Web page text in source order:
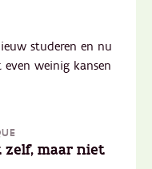
studeren en nu
even weinig kansen
zelf, maar niet